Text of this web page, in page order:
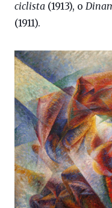
ciclista (1913), o
(1911).